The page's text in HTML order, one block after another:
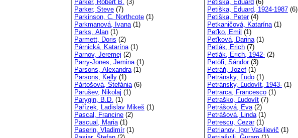
Parker, Robert B. (3)
Parker, Steve (7)
Parkinson, C. Northcote (1)
Parkmanová, Ivana(1)
Parks, Alan (1)
Parmett, Doris (2)
Párnická, Katarína(1)
Parnov, Jeremej (2)
Parry-Jones, Jemina(1)
Parsons, Alexandra(1)
Parsons, Kelly (1)
Pártošová, Štefánia(6)
Parušev, Nikolaj (1)
Parygin, B.D. (1)
Pařízek, Ladislav Mikeš (1)
Pascal, Francine (2)
Pascual, Maria(1)
Paserin, Vladimír(1)
Petiška, Eduard (6)
Petiška, Eduard, 1924-1987 (6)
Petiška, Peter(4)
Petkaničová, Katarína(1)
Peťko, Emil (1)
Peťková, Darina(1)
Petlák, Erich (7)
Petlák, Erich, 1942- (2)
Petöfi, Sándor(3)
Petráň, Jozef (1)
Petránsky, Ľudo (1)
Petránsky, Ľudovít, 1943- (1)
Petrarca, Francesco (1)
Petraško, Ľudovít (7)
Petrášová, Eva(2)
Petrášová, Linda(1)
Petrescu, Cezar(1)
Petrianov, Igor Vasilievič (1)